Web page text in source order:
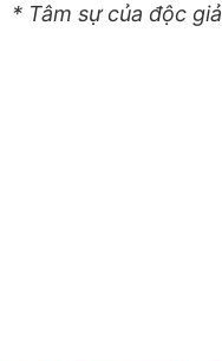
* Tâm sự của độc giả